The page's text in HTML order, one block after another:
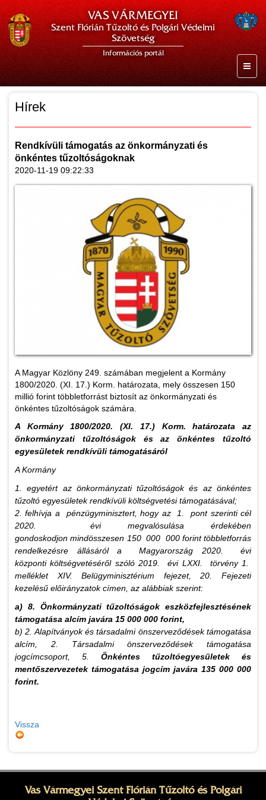
VAS VÁRMEGYEI
Szent Flórián Tűzoltó és Polgári Védelmi
Szövetség
Információs portál
Hírek
Rendkívüli támogatás az önkormányzati és
önkéntes tűzoltóságoknak
2020-11-19 09:22:33
A Magyar Közlöny 249. számában megjelent a Kormány
1800/2020. (XI. 17.) Korm. határozata, mely összesen 150
millió forint többletforrást biztosít az önkormányzati és
önkéntes tűzoltóságok számára.
A Kormány 1800/2020. (XI. 17.) Korm. határozata az
önkormányzati tűzoltóságok és az önkéntes tűzoltó
egyesületek rendkívüli támogatásáról
A Kormány
1. egyetért az önkormányzati tűzoltóságok és az önkéntes
tűzoltó egyesületek rendkívüli költségvetési támogatásával;
2. felhívja a pénzügyminisztert, hogy az 1. pont szerinti cél
2020. évi megvalósulása érdekében
gondoskodjonmindösszesen 150 000 000 forint többletforrás
rendelkezésre állásáról a Magyarország 2020. évi
központiköltségvetéséről szóló 2019. évi LXXI. törvény 1.
melléklet XIV. Belügyminisztérium fejezet, 20. Fejezeti
kezelésű előirányzatok címen, az alábbiak szerint:
a) 8. Önkormányzati tűzoltóságok eszközfejlesztésének
támogatása alcím javára 15 000 000 forint,
b) 2. Alapítványok és társadalmi önszerveződések támogatása
alcím, 2. Társadalmi önszerveződések támogatása
jogcímcsoport, 5. Önkéntes tűzoltóegyesületek és
mentőszervezetek támogatása jogcím javára 135 000 000
forint.
Vissza
Vas Vármegyei Szent Flórián Tűzoltó és Polgári